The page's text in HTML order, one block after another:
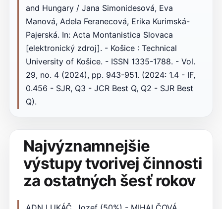
and Hungary / Jana Simonidesová, Eva
Manová, Adela Feranecová, Erika Kurimská-
Pajerská. In: Acta Montanistica Slovaca
[elektronický zdroj]. - Košice : Technical
University of Košice. - ISSN 1335-1788. - Vol.
29, no. 4 (2024), pp. 943-951. (2024: 1.4 - IF,
0.456 - SJR, Q3 - JCR Best Q, Q2 - SJR Best
Q).
Najvýznamnejšie
výstupy tvorivej činnosti
za ostatných šesť rokov